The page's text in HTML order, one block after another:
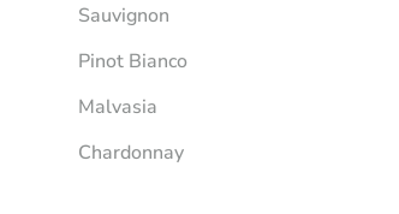
Sauvignon
Pinot Bianco
Malvasia
Chardonnay